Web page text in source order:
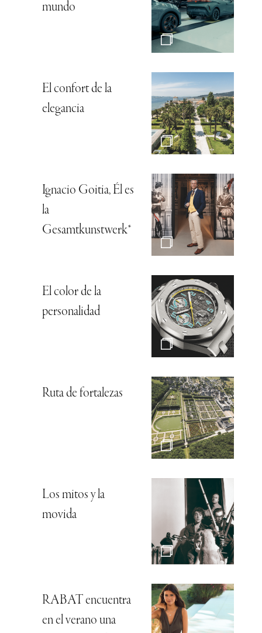
mundo
El confort de la
elegancia
Ignacio Goitia, Él es
la
Gesamtkunstwerk*
El color de la
personalidad
Ruta de fortalezas
Los mitos y la
movida
RABAT encuentra
en el verano una